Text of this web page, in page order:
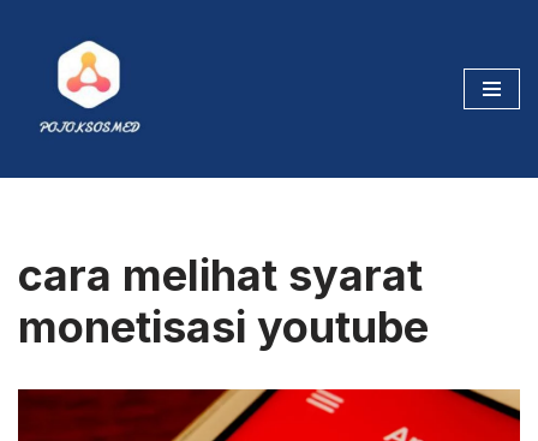
content
cara melihat syarat
monetisasi youtube